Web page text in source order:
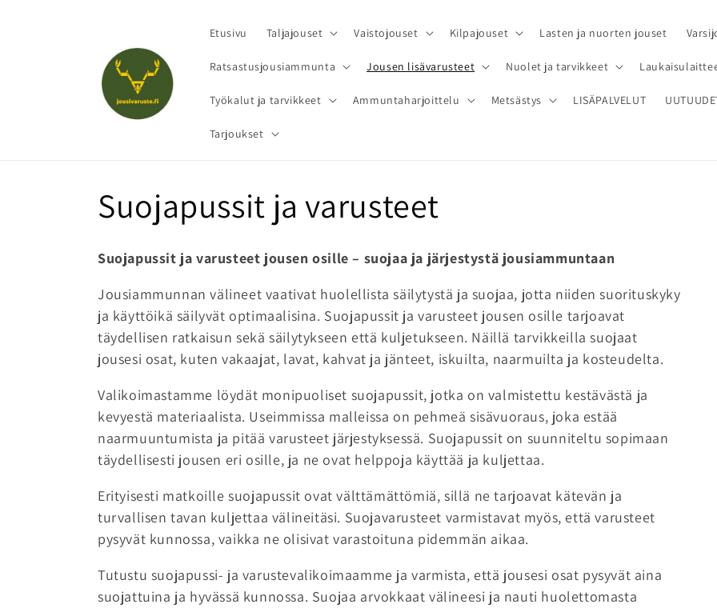
Etusivu Taljajouset Vaistojouset Kilpajouset Lasten ja nuorten jouset
Ratsastusjousiammunta Jousen lisävarusteet Nuolet ja tarvikkeet
Työkalut ja tarvikkeet Ammuntaharjoittelu Metsästys LISÄPALVELUT
Tarjoukset
K
o
k
o
e
l
m
a
:
Suojapussit ja varusteet
Suojapussit ja varusteet jousen osille – suojaa ja järjestystä jousiammuntaan
Jousiammunnan välineet vaativat huolellista säilytystä ja suojaa, jotta niiden suorituskyky
ja käyttöikä säilyvät optimaalisina. Suojapussit ja varusteet jousen osille tarjoavat
täydellisen ratkaisun sekä säilytykseen että kuljetukseen. Näillä tarvikkeilla suojaat
jousesi osat, kuten vakaajat, lavat, kahvat ja jänteet, iskuilta, naarmuilta ja kosteudelta.
Valikoimastamme löydät monipuoliset suojapussit, jotka on valmistettu kestävästä ja
kevyestä materiaalista. Useimmissa malleissa on pehmeä sisävuoraus, joka estää
naarmuuntumista ja pitää varusteet järjestyksessä. Suojapussit on suunniteltu sopimaan
täydellisesti jousen eri osille, ja ne ovat helppoja käyttää ja kuljettaa.
Erityisesti matkoille suojapussit ovat välttämättömiä, sillä ne tarjoavat kätevän ja
turvallisen tavan kuljettaa välineitäsi. Suojavarusteet varmistavat myös, että varusteet
pysyvät kunnossa, vaikka ne olisivat varastoituna pidemmän aikaa.
Tutustu suojapussi- ja varustevalikoimaamme ja varmista, että jousesi osat pysyvät aina
suojattuina ja hyvässä kunnossa. Suojaa arvokkaat välineesi ja nauti huolettomasta